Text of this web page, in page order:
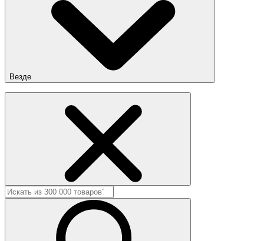
Везде